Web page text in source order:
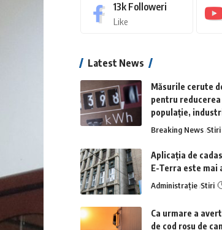
13k Followeri
Like
Latest News
Măsurile cerute
pentru
populație,
Breaking News Stiri
Aplicaţia de
E-Terra este mai
Administrație Stiri
Ca urmare a
de cod roșu de